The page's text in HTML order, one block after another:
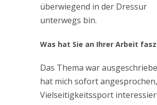
überwiegend in der Dressur
unterwegs bin.
Was hat Sie an Ihrer Arbeit
Das Thema war
hat mich sofort
Vielseitigkeitssport